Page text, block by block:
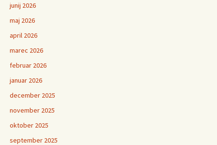
junij 2026
maj 2026
april 2026
marec 2026
februar 2026
januar 2026
december 2025
november 2025
oktober 2025
september 2025